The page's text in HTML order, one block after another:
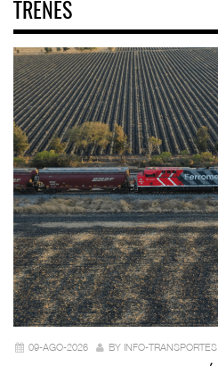
TRENES
09-AGO-2026 BY INFO-TRANSPORTES